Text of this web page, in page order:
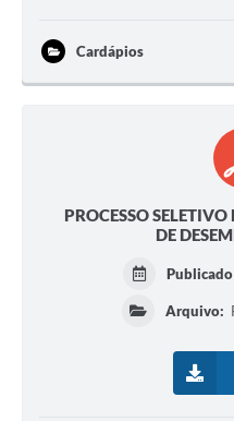
Cardápios
PROCESSO
DE
Publicado
Arquivo: